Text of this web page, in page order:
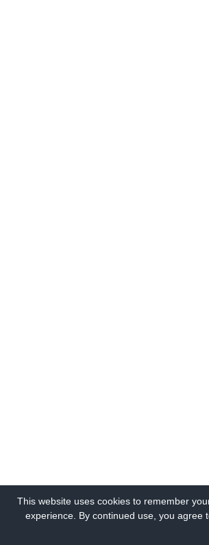
This website uses cookies to remember
experience. By continued use, you agree